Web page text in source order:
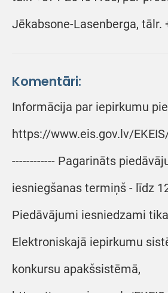
Jēkabsone-Lasenberga, tālr.
Komentāri:
Informācija par iepirkumu
https://www.eis.gov.lv/
------------ Pagarināts
iesniegšanas termiņš - līdz
Piedāvājumi iesniedzami
Elektroniskajā iepirkumu
konkursu apakšsistēmā,